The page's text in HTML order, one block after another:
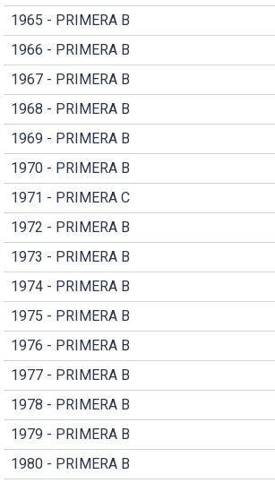
1965 - PRIMERA B
1966 - PRIMERA B
1967 - PRIMERA B
1968 - PRIMERA B
1969 - PRIMERA B
1970 - PRIMERA B
1971 - PRIMERA C
1972 - PRIMERA B
1973 - PRIMERA B
1974 - PRIMERA B
1975 - PRIMERA B
1976 - PRIMERA B
1977 - PRIMERA B
1978 - PRIMERA B
1979 - PRIMERA B
1980 - PRIMERA B